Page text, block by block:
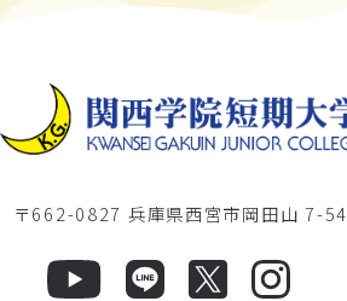
〒662-0827 兵庫県西宮市岡田山 7-54